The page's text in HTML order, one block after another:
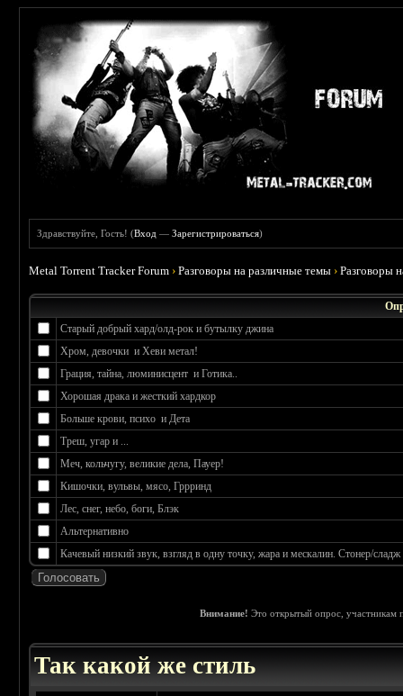
Здравствуйте, Гость! (Вход —Зарегистрироваться)
Metal Torrent Tracker Forum ›Разговоры на различные темы ›Разговоры
Старый добрый хард/олд-рок и бутылку джина
Хром, девочки и Хеви метал!
Грация, тайна, люминисцент и Готика..
Хорошая драка и жесткий хардкор
Больше крови, психо и Дета
Треш, угар и ...
Меч, кольчугу, великие дела, Пауер!
Кишочки, вульвы, мясо, Гррринд
Лес, снег, небо, боги, Блэк
Альтернативно
Качевый низкий звук, взгляд в одну точку, жара и мескалин. Стонер/
Внимание! Это открытый опрос, участникам
Так какой же стиль